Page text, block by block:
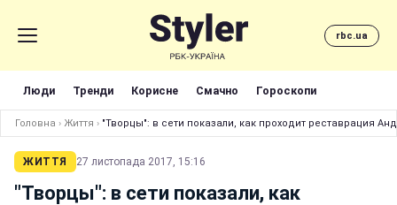
rbc.ua
Люди Тренди Корисне Смачно Гороскопи
Головна › Життя › "Творцы": в сети показали, как проходит реставрация
ЖИТТЯ 27 листопада 2017, 15:16
"Творцы": в сети показали, как